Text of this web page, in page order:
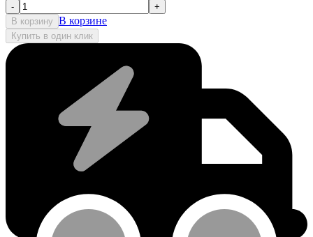
-
+
В корзину В корзине
Купить в один клик